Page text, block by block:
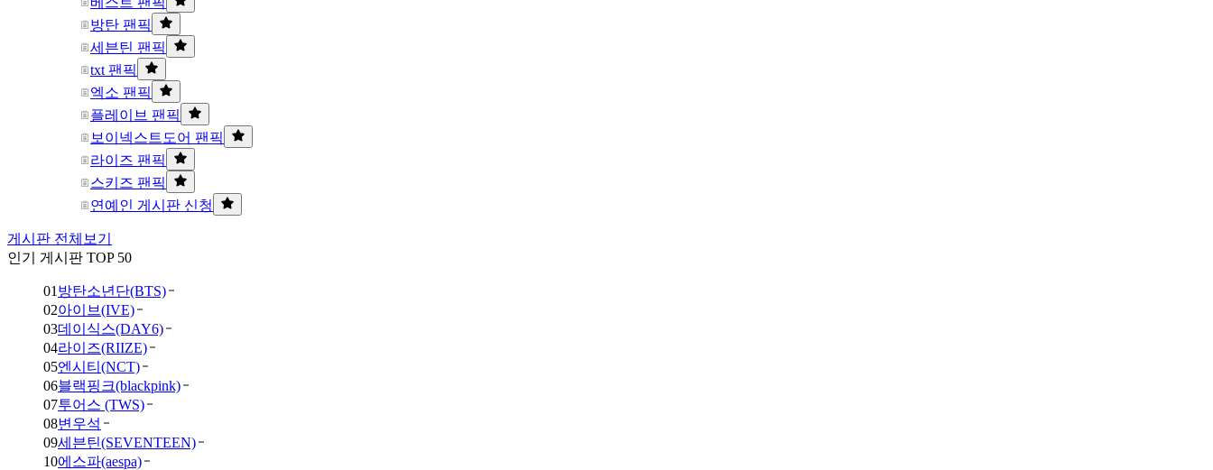
방탄 팬픽
세븐틴 팬픽
txt 팬픽
엑소 팬픽
플레이브 팬픽
보이넥스트도어 팬픽
라이즈 팬픽
스키즈 팬픽
연예인 게시판 신청
게시판 전체보기
인기 게시판 TOP 50
01 방탄소년단(BTS)
02아이브(IVE)
03데이식스(DAY6)
04라이즈(RIIZE)
05엔시티(NCT)
06블랙핑크(blackpink)
07투어스 (TWS)
08변우석
09세븐틴(SEVENTEEN)
10에스파(aespa)